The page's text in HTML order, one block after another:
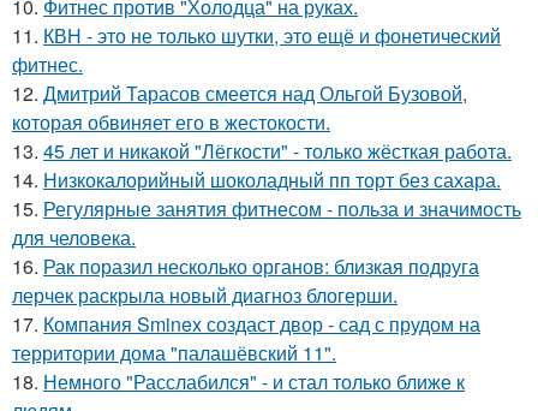
10. Фитнес против "Холодца" на руках.
11. КВН - это не только шутки, это ещё и фонетический
фитнес.
12. Дмитрий Тарасов смеется над Ольгой Бузовой,
которая обвиняет его в жестокости.
13. 45 лет и никакой "Лёгкости" - только жёсткая работа.
14. Низкокалорийный шоколадный пп торт без сахара.
15. Регулярные занятия фитнесом - польза и значимость
для человека.
16. Рак поразил несколько органов: близкая подруга
лерчек раскрыла новый диагноз блогерши.
17. Компания Sminex создаст двор - сад с прудом на
территории дома "палашёвский 11".
18. Немного "Расслабился" - и стал только ближе к